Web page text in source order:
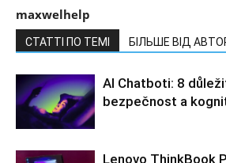
maxwelhelp
СТАТТІ ПО ТЕМІ БІЛЬШЕ ВІД
AI Chatboti: 8
bezpečnost a
Lenovo ThinkBook